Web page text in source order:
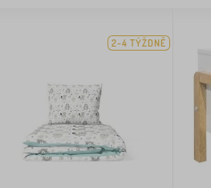
2-4 TÝŽDNĚ